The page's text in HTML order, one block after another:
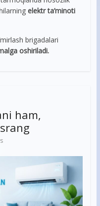
elektr ta’minoti
brigadalari
oshiriladi.
ham,